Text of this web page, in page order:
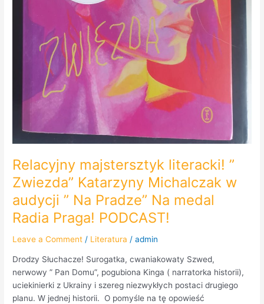
Relacyjny majstersztyk literacki! ”
Zwiezda” Katarzyny Michalczak w
audycji ” Na Pradze” Na medal
Radia Praga! PODCAST!
Leave a Comment / Literatura /admin
Drodzy Słuchacze! Surogatka, cwaniakowaty Szwed,
nerwowy ” Pan Domu”, pogubiona Kinga ( narratorka historii),
uciekinierki z Ukrainy i szereg niezwykłych postaci drugiego
planu. W jednej historii. O pomyśle na tę opowieść
Praga!
PODCAST!